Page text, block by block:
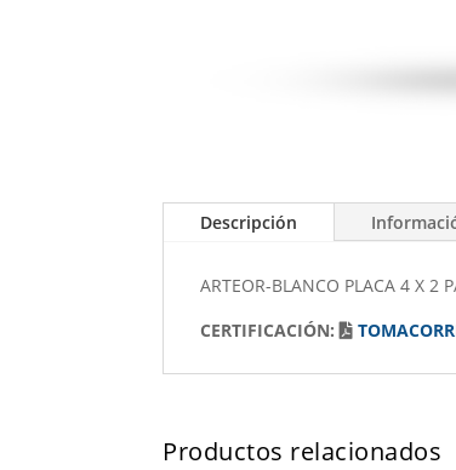
Descripción
ARTEOR-BLANCO PLACA 4 X 2
CERTIFICACIÓN:
Productos relacionados